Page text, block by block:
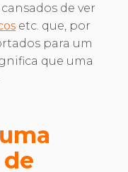
de ver
etc. que, por
para um
que uma